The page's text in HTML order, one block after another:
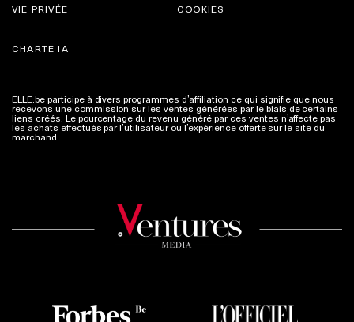
VIE PRIVÉE
CHARTE IA
COOKIES
ELLE.be participe à divers programmes d’affiliation ce qui signifie que nous
recevons une commission sur les ventes générées par le biais de certains
liens créés. Le pourcentage du revenu généré par ces ventes n’affecte pas
les achats effectués par l’utilisateur ou l’expérience offerte sur le site du
marchand. Plus d'infos